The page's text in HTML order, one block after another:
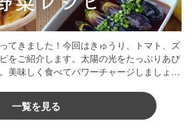
てきました！今回はきゅうり、トマト、ズ
をご紹介します。太陽の光をたっぷりあび
美味しく食べてパワーチャージしましょう
一覧を見る